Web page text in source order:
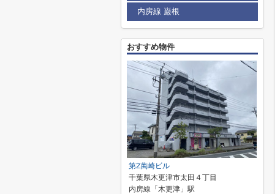
内房線 巌根
おすすめ物件
第2萬崎ビル
千葉県木更津市太田４丁目
内房線「木更津」駅